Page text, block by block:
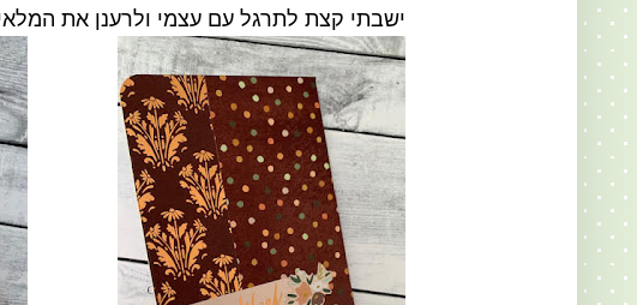
ישבתי קצת לתרגל עם עצמי ולרענן את